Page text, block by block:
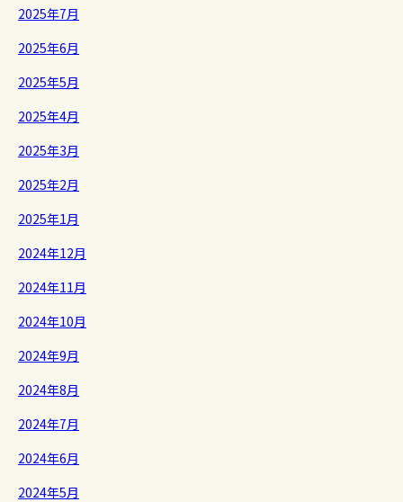
2025年7月
2025年6月
2025年5月
2025年4月
2025年3月
2025年2月
2025年1月
2024年12月
2024年11月
2024年10月
2024年9月
2024年8月
2024年7月
2024年6月
2024年5月